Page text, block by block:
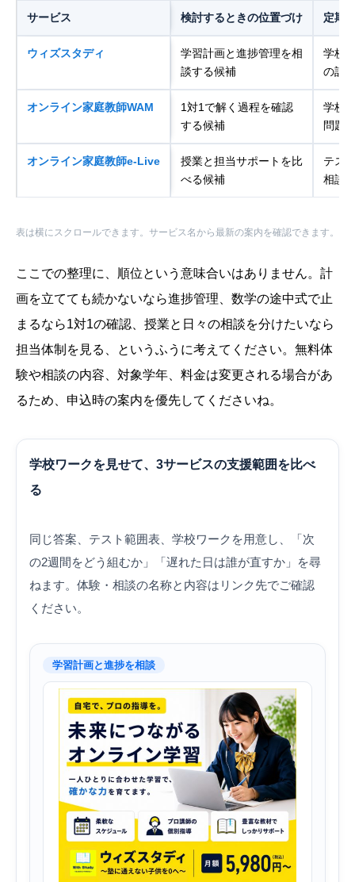
サービス 検討するときの位置づけ 定期
ウィズスタディ
学習計画と進捗管理を相
談する候補
学校
の計
オンライン家庭教師WAM
1対1で解く過程を確認
する候補
学校
問題
オンライン家庭教師e-Live
授業と担当サポートを比
べる候補
テス
相談
表は横にスクロールできます。サービス名から最新の案内を確認できます。
ここでの整理に、順位という意味合いはありません。計
画を立てても続かないなら進捗管理、数学の途中式で止
まるなら1対1の確認、授業と日々の相談を分けたいなら
担当体制を見る、というふうに考えてください。無料体
験や相談の内容、対象学年、料金は変更される場合があ
るため、申込時の案内を優先してくださいね。
学校ワークを見せて、3サービスの支援範囲を比べ
る
同じ答案、テスト範囲表、学校ワークを用意し、「次
の2週間をどう組むか」「遅れた日は誰が直すか」を尋
ねます。体験・相談の名称と内容はリンク先でご確認
ください。
学習計画と進捗を相談